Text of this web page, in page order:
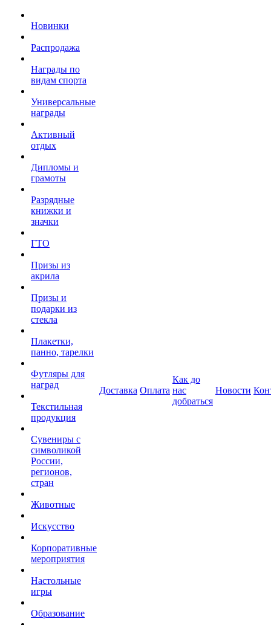
Новинки
Распродажа
Награды по
видам спорта
Универсальные
награды
Активный
отдых
Дипломы и
грамоты
Разрядные
книжки и
значки
ГТО
Призы из
акрила
Призы и
подарки из
стекла
Плакетки,
панно, тарелки
Футляры для
наград
Текстильная
продукция
Сувениры с
символикой
России,
регионов,
стран
Животные
Искусство
Корпоративные
мероприятия
Настольные
игры
Образование
Доставка Оплата
Как до
нас
добраться
Новости